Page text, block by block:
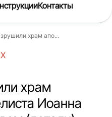
Новости
Инструкции
Интервью
Контакты
храм апо...
храм
Иоанна